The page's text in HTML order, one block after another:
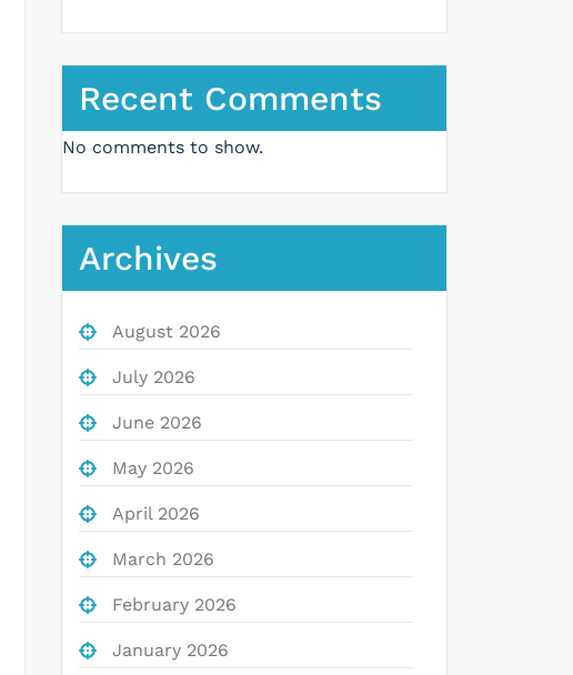
Recent Comments
No comments to show.
Archives
August 2026
July 2026
June 2026
May 2026
April 2026
March 2026
February 2026
January 2026